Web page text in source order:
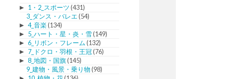
► 1・2_スポーツ(431)
3_ダンス・バレエ(54)
► 4_音楽(134)
► 5_ハート・星・炎・雪(149)
► 6_リボン・フレーム(132)
► 7_ドクロ・羽根・王冠(76)
► 8_地図・国旗(145)
9_建物・風景・乗り物(98)